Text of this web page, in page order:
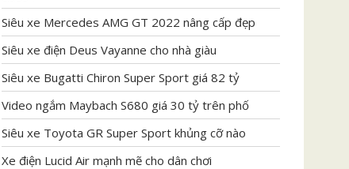
Siêu xe Mercedes AMG GT 2022 nâng cấp đẹp
Siêu xe điện Deus Vayanne cho nhà giàu
Siêu xe Bugatti Chiron Super Sport giá 82 tỷ
Video ngắm Maybach S680 giá 30 tỷ trên phố
Siêu xe Toyota GR Super Sport khủng cỡ nào
Xe điện Lucid Air mạnh mẽ cho dân chơi